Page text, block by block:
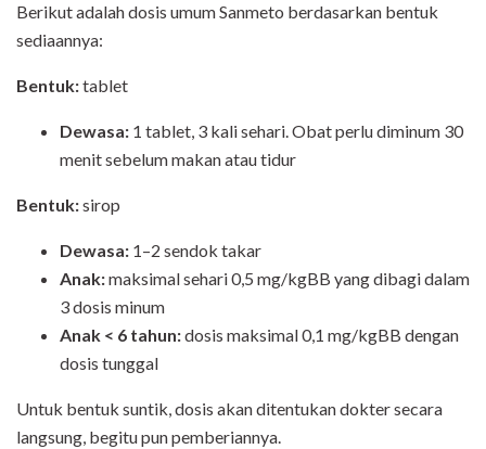
Berikut adalah dosis umum Sanmeto berdasarkan bentuk
sediaannya:
Bentuk:tablet
Dewasa: 1 tablet, 3 kali sehari. Obat perlu diminum 30
menit sebelum makan atau tidur
Bentuk:sirop
Dewasa: 1–2 sendok takar
Anak:maksimal sehari 0,5 mg/kgBB yang dibagi dalam
3 dosis minum
Anak < 6 tahun:dosis maksimal 0,1 mg/kgBB dengan
dosis tunggal
Untuk bentuk suntik, dosis akan ditentukan dokter secara
langsung, begitu pun pemberiannya.